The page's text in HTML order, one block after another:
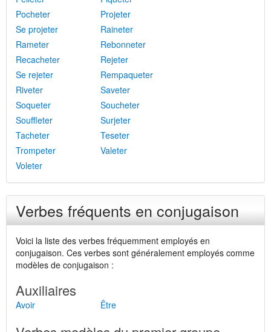
Pocheter
Projeter
Se projeter
Raineter
Rameter
Rebonneter
Recacheter
Rejeter
Se rejeter
Rempaqueter
Riveter
Saveter
Soqueter
Soucheter
Souffleter
Surjeter
Tacheter
Teseter
Trompeter
Valeter
Voleter
Verbes fréquents en conjugaison
Voici la liste des verbes fréquemment employés en
conjugaison. Ces verbes sont généralement employés comme
modèles de conjugaison :
Auxiliaires
Avoir Être